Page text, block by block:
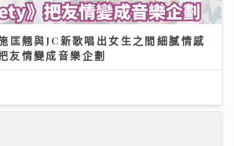
匡翹與JC新歌唱出女生之間細膩情感
友情變成音樂企劃